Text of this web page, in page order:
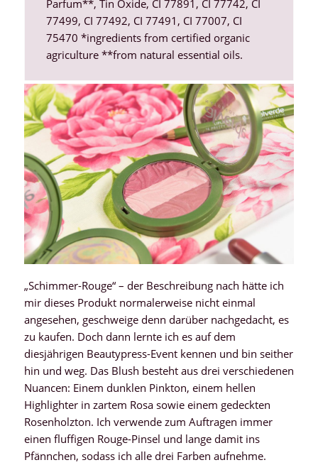
Parfum**, Tin Oxide, CI 77891, CI 77742, CI
77499, CI 77492, CI 77491, CI 77007, CI
75470 *ingredients from certified organic
agriculture **from natural essential oils.
„Schimmer-Rouge“ – der Beschreibung nach hätte ich
mir dieses Produkt normalerweise nicht einmal
angesehen, geschweige denn darüber nachgedacht, es
zu kaufen. Doch dann lernte ich es auf dem
diesjährigen Beautypress-Event kennen und bin seither
hin und weg. Das Blush besteht aus drei verschiedenen
Nuancen: Einem dunklen Pinkton, einem hellen
Highlighter in zartem Rosa sowie einem gedeckten
Rosenholzton. Ich verwende zum Auftragen immer
einen fluffigen Rouge-Pinsel und lange damit ins
Pfännchen, sodass ich alle drei Farben aufnehme.